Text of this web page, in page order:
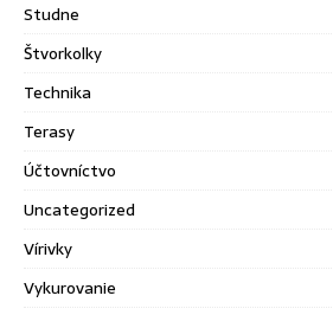
Studne
Štvorkolky
Technika
Terasy
Účtovníctvo
Uncategorized
Vírivky
Vykurovanie